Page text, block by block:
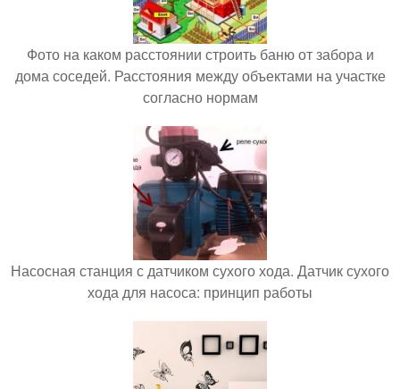
Фото на каком расстоянии строить баню от забора и
дома соседей. Расстояния между объектами на участке
согласно нормам
Насосная станция с датчиком сухого хода. Датчик сухого
хода для насоса: принцип работы